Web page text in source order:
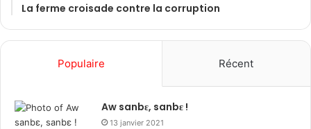
La ferme croisade contre la corruption
Populaire Récent
Aw sanbɛ, sanbɛ !
13 janvier 2021